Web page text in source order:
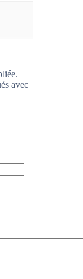
avec